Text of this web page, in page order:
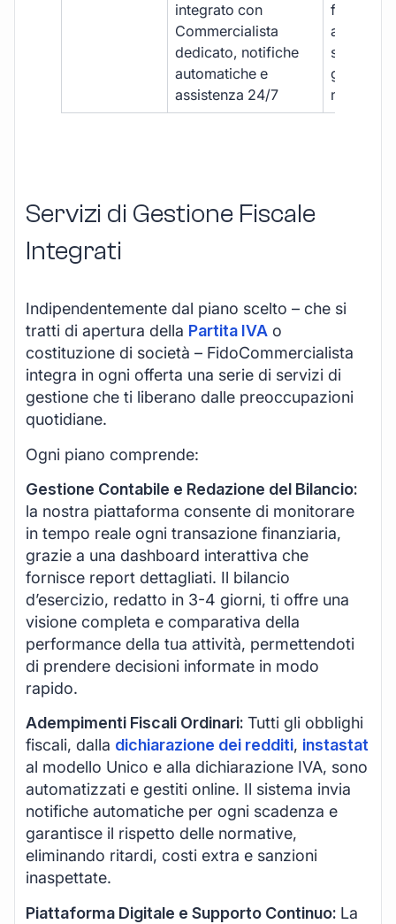
integrato con
Commercialista
dedicato, notifiche
automatiche e
assistenza 24/7
studio e
gestione
manuale
Servizi di Gestione Fiscale
Integrati
Indipendentemente dal piano scelto – che si
tratti di apertura della Partita IVA o
costituzione di società – FidoCommercialista
integra in ogni offerta una serie di servizi di
gestione che ti liberano dalle preoccupazioni
quotidiane.
Ogni piano comprende:
Gestione Contabile e Redazione del Bilancio:
la nostra piattaforma consente di monitorare
in tempo reale ogni transazione finanziaria,
grazie a una dashboard interattiva che
fornisce report dettagliati. Il bilancio
d’esercizio, redatto in 3-4 giorni, ti offre una
visione completa e comparativa della
performance della tua attività, permettendoti
di prendere decisioni informate in modo
rapido.
Adempimenti Fiscali Ordinari: Tutti gli obblighi
fiscali, dalla dichiarazione dei redditi, instastat
al modello Unico e alla dichiarazione IVA, sono
automatizzati e gestiti online. Il sistema invia
notifiche automatiche per ogni scadenza e
garantisce il rispetto delle normative,
eliminando ritardi, costi extra e sanzioni
inaspettate.
Piattaforma Digitale e Supporto Continuo: La